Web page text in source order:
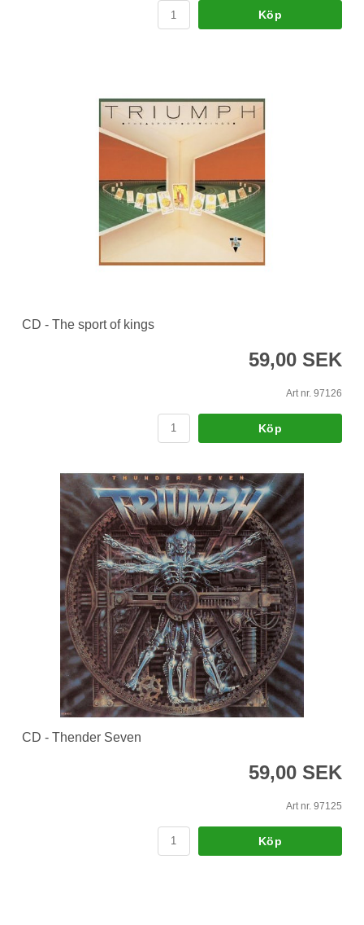
Köp
CD - The sport of kings
59,00 SEK
Art nr. 97126
Köp
CD - Thender Seven
59,00 SEK
Art nr. 97125
Köp